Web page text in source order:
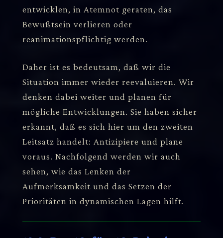
entwicklen, in Atemnot geraten, das
Bewußtsein verlieren oder
reanimationspflichtig werden.
Daher ist es bedeutsam, daß wir die
Situation immer wieder reevaluieren. Wir
denken dabei weiter und planen für
mögliche Entwicklungen. Sie haben sicher
erkannt, daß es sich hier um den zweiten
Leitsatz handelt: Antizipiere und plane
voraus. Nachfolgend werden wir auch
sehen, wie das Lenken der
Aufmerksamkeit und das Setzen der
Prioritäten in dynamischen Lagen hilft.